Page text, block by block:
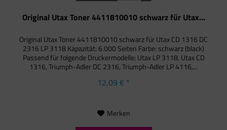
Original Utax Toner 4411810010 schwarz für Utax...
Original Utax Toner 4411810010 schwarz für Utax CD 1316 DC
2316 LP 3118 Kapazität: 6.000 Seiten Farbe: schwarz (black)
Passend für folgende Druckermodelle: Utax LP 3118, Utax CD
1316, Triumph-Adler DC 2316, Triumph-Adler LP 4116,...
12,09 € *
Merken